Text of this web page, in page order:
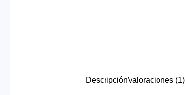
DescripciónValoraciones (1)